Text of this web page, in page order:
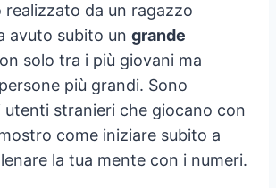
da un ragazzo
avuto subito un grande
solo tra i più giovani ma
più grandi. Sono
utenti stranieri che giocano con
come iniziare subito a
la tua mente con i numeri.